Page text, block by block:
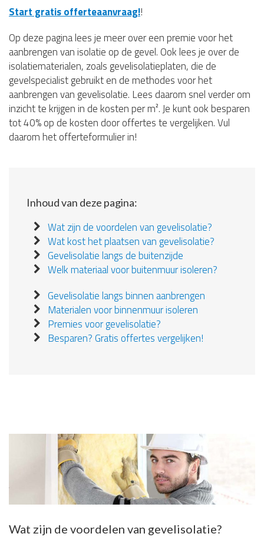
Start gratis offerteaanvraag!!
Op deze pagina lees je meer over een premie voor het
aanbrengen van isolatie op de gevel. Ook lees je over de
isolatiematerialen, zoals gevelisolatieplaten, die de
gevelspecialist gebruikt en de methodes voor het
aanbrengen van gevelisolatie. Lees daarom snel verder om
inzicht te krijgen in de kosten per m². Je kunt ook besparen
tot 40% op de kosten door offertes te vergelijken. Vul
daarom het offerteformulier in!
Inhoud van deze pagina:
Wat zijn de voordelen van gevelisolatie?
Wat kost het plaatsen van gevelisolatie?
Gevelisolatie langs de buitenzijde
Welk materiaal voor buitenmuur isoleren?
Gevelisolatie langs binnen aanbrengen
Materialen voor binnenmuur isoleren
Premies voor gevelisolatie?
Besparen? Gratis offertes vergelijken!
Wat zijn de voordelen van gevelisolatie?